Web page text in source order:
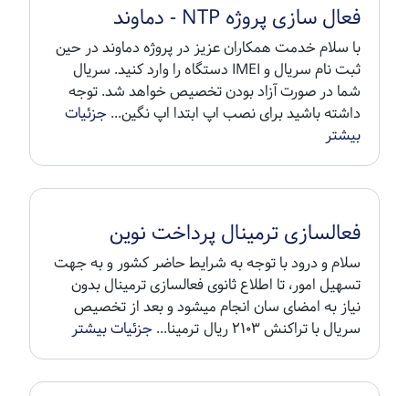
فعال سازی پروژه NTP - دماوند
با سلام خدمت همکاران عزیز در پروژه دماوند در حین
ثبت نام سریال و IMEI دستگاه را وارد کنید. سریال
شما در صورت آزاد بودن تخصیص خواهد شد. توجه
داشته باشید برای نصب اپ ابتدا اپ نگین...جزئیات
بیشتر
فعالسازی ترمینال پرداخت نوین
سلام و درود با توجه به شرایط حاضر کشور و به جهت
تسهیل امور، تا اطلاع ثانوی فعالسازی ترمینال بدون
نیاز به امضای سان انجام میشود و بعد از تخصیص
سریال با تراکنش ۲۱۰۳ ریال ترمینا...
جزئیات بیشتر